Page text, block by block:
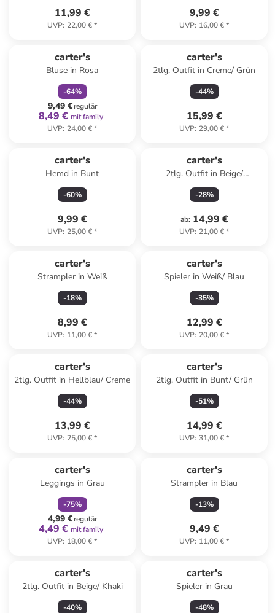
11,99 €
UVP: 22,00 €*
9,99 €
UVP: 16,00 €*
carter's
Bluse in Rosa
-64%
9,49 €regulär
8,49 € mit family
UVP: 24,00 €*
carter's
2tlg. Outfit in Creme/ Grün
-44%
15,99 €
UVP: 29,00 €*
carter's
Hemd in Bunt
-60%
9,99 €
UVP: 25,00 €*
carter's
2tlg. Outfit in Beige/
Dunkelblau
-28%
ab: 14,99 €
UVP: 21,00 €*
carter's
Strampler in Weiß
-18%
8,99 €
UVP: 11,00 €*
carter's
Spieler in Weiß/ Blau
-35%
12,99 €
UVP: 20,00 €*
carter's
2tlg. Outfit in Hellblau/ Creme
-44%
13,99 €
UVP: 25,00 €*
carter's
2tlg. Outfit in Bunt/ Grün
-51%
14,99 €
UVP: 31,00 €*
carter's
Leggings in Grau
-75%
4,99 €regulär
4,49 € mit family
UVP: 18,00 €*
carter's
Strampler in Blau
-13%
9,49 €
UVP: 11,00 €*
carter's
2tlg. Outfit in Beige/ Khaki
-40%
carter's
Spieler in Grau
-48%